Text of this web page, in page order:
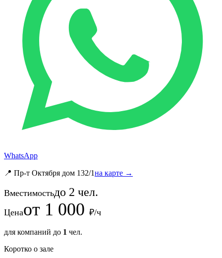
WhatsApp
📍 Пр-т Октября дом 132/1на карте →
Вместимостьдо 2 чел.
Ценаот 1 000 ₽/ч
для компаний до 1 чел.
Коротко о зале